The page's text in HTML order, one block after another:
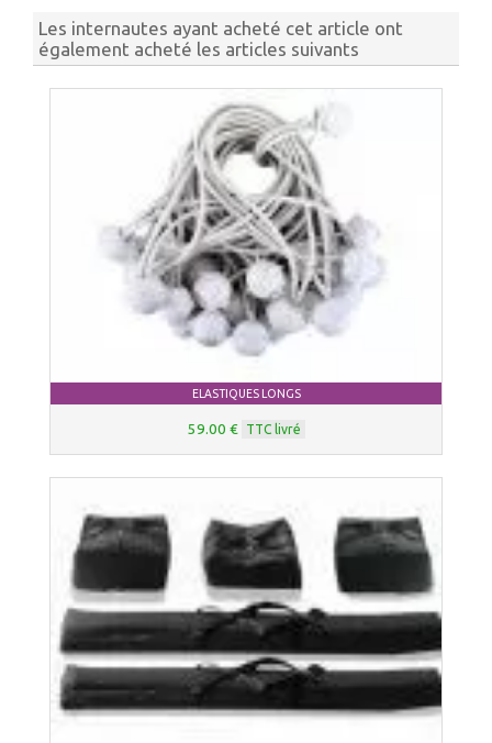
Les internautes ayant acheté cet article ont
également acheté les articles suivants
ELASTIQUES LONGS
59.00 € TTC livré